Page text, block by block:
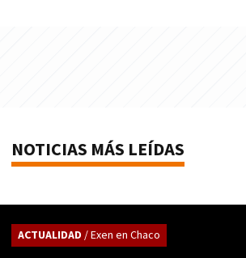
NOTICIAS MÁS LEÍDAS
ACTUALIDAD / Exen en Chaco